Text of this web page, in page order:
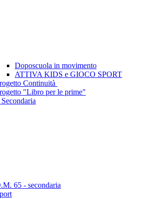
Doposcuola in movimento
ATTIVA KIDS e GIOCO SPORT
Continuità
"Libro per le prime"
65 - secondaria